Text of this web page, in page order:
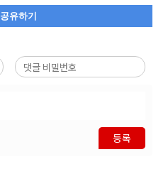
공유하기
등록